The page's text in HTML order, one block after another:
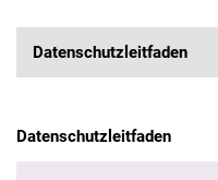
Datenschutzleitfaden
Datenschutzleitfaden